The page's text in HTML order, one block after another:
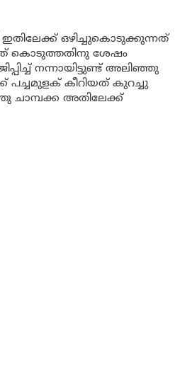
ഒഴിച്ചുകൊടുക്കുന്നത്
കൊടുത്തതിനു ശേഷം
നന്നായിട്ടുണ്ട് അലിഞ്ഞു
പച്ചമുളക് കീറിയത് കുറച്ചു
ചാമ്പക്ക അതിലേക്ക്